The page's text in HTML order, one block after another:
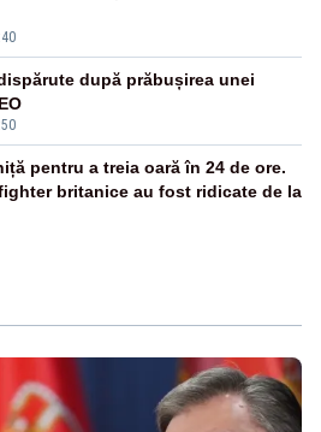
după prăbușirea unei
pentru a treia oară în 24 de ore.
britanice au fost ridicate de la